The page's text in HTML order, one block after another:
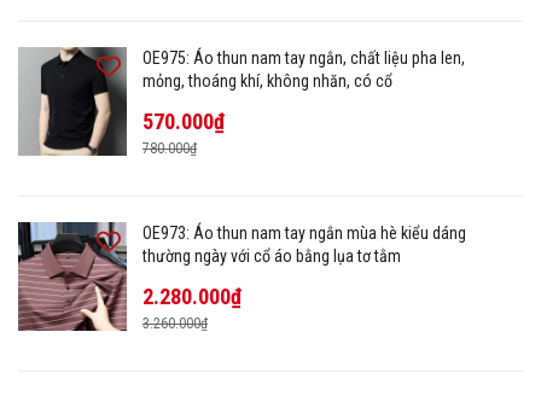
OE975: Áo thun nam tay ngắn, chất liệu pha len,
mỏng, thoáng khí, không nhăn, có cổ
570.000₫
780.000₫
OE973: Áo thun nam tay ngắn mùa hè kiểu dáng
thường ngày với cổ áo bằng lụa tơ tằm
2.280.000₫
3.260.000₫